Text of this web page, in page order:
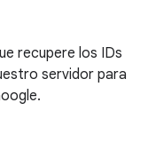
recupere los IDs
servidor para